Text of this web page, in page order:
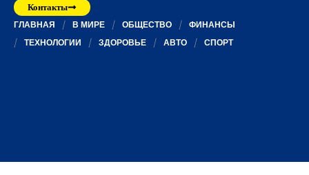
Контакты
ГЛАВНАЯ В МИРЕ ОБЩЕСТВО
ФИНАНСЫ
ТЕХНОЛОГИИ
ЗДОРОВЬЕ АВТО СПОРТ